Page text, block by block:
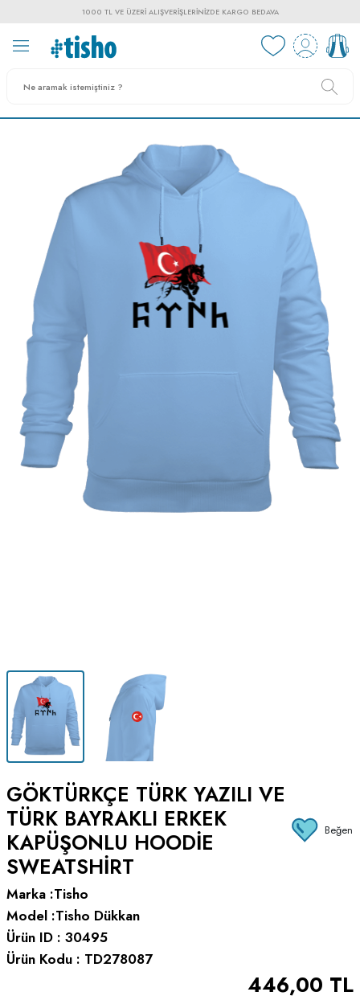
1000 TL VE ÜZERI ALIŞVERIŞLERINIZDE KARGO BEDAVA
GÖKTÜRKÇE TÜRK YAZILI VE
TÜRK BAYRAKLI ERKEK
KAPÜŞONLU HOODIE
SWEATSHIRT
Beğen
Marka :Tisho
Model :Tisho Dükkan
Ürün ID : 30495
Ürün Kodu : TD278087
446,00 TL